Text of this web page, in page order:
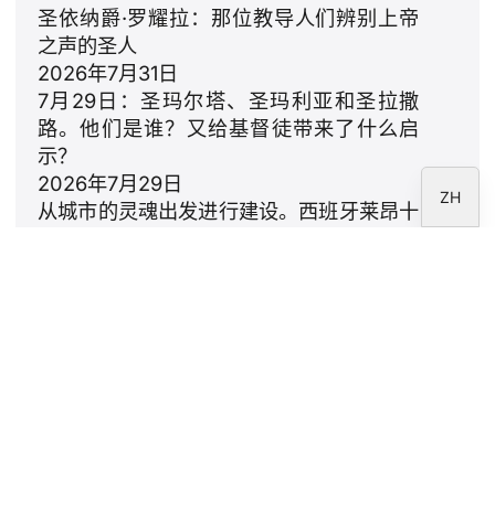
圣依纳爵·罗耀拉：那位教导人们辨别上帝
之声的圣人
2026年7月31日
7月29日：圣玛尔塔、圣玛利亚和圣拉撒
路。他们是谁？又给基督徒带来了什么启
示？
2026年7月29日
从城市的灵魂出发进行建设。西班牙莱昂十
ZH